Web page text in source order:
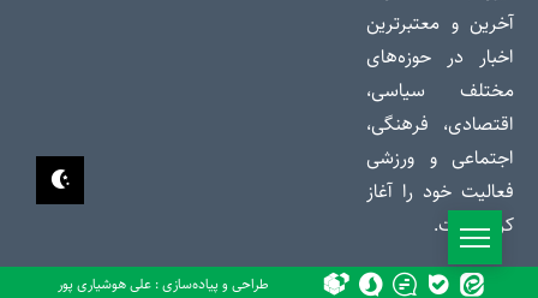
آخرین و معتبرترین
اخبار در حوزه‌های
مختلف سیاسی،
اقتصادی، فرهنگی،
اجتماعی و ورزشی
فعالیت خود را آغاز
کرده است.
طراحی و پیاده‌سازی : علی هوشیاری پور